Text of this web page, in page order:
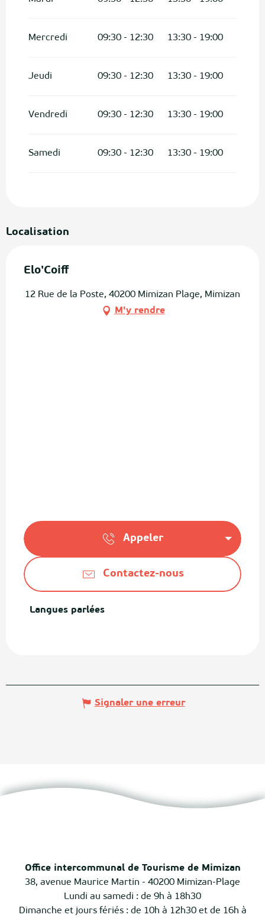
Mercredi 09:30 - 12:30 13:30 - 19:00
Jeudi 09:30 - 12:30 13:30 - 19:00
Vendredi 09:30 - 12:30 13:30 - 19:00
Samedi 09:30 - 12:30 13:30 - 19:00
Localisation
Elo'Coiff
12 Rue de la Poste, 40200 Mimizan Plage, Mimizan
M'y rendre
Appeler
Contactez-nous
Langues parlées
Langues parlées
Signaler une erreur
Office intercommunal de Tourisme de Mimizan
38, avenue Maurice Martin - 40200 Mimizan-Plage
Lundi au samedi : de 9h à 18h30
Dimanche et jours fériés : de 10h à 12h30 et de 16h à